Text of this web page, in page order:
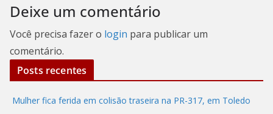
Deixe um comentário
Você precisa fazer o login para publicar um
comentário.
Posts recentes
Mulher fica ferida em colisão traseira na PR-317, em Toledo